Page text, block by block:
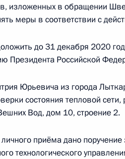
по поручению Президента
технологического
Президента
приём граждан
изложенных в обращении
меры в соответствии с
до 31 декабря 2020
Президента Российской
Юрьевича из города
состояния тепловой
Вод, дом 10, строение 2.
приёма дано
технологического